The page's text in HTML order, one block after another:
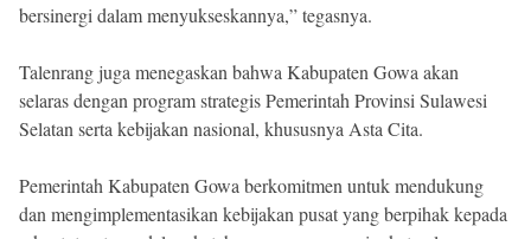
bersinergi dalam menyukseskannya,” tegasnya.
Talenrang juga menegaskan bahwa Kabupaten Gowa akan
selaras dengan program strategis Pemerintah Provinsi Sulawesi
Selatan serta kebijakan nasional, khususnya Asta Cita.
Pemerintah Kabupaten Gowa berkomitmen untuk mendukung
dan mengimplementasikan kebijakan pusat yang berpihak kepada